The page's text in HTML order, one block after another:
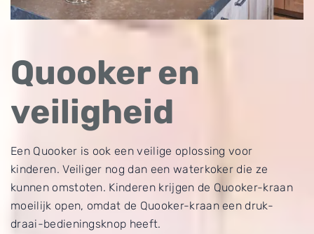
Quooker en
veiligheid
Een Quooker is ook een veilige oplossing voor
kinderen. Veiliger nog dan een waterkoker die ze
kunnen omstoten. Kinderen krijgen de Quooker-kraan
moeilijk open, omdat de Quooker-kraan een druk-
draai-bedieningsknop heeft.